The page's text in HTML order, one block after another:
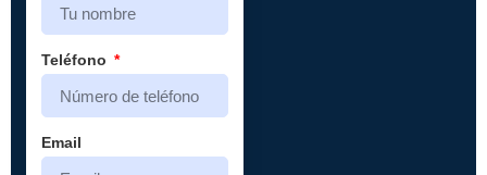
Teléfono
Email